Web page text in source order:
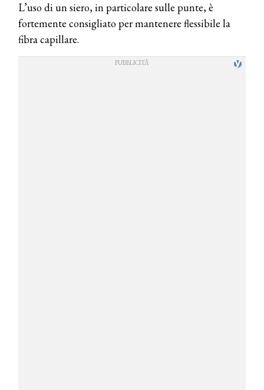
L’uso di un siero, in particolare sulle punte, è
fortemente consigliato per mantenere flessibile la
fibra capillare.